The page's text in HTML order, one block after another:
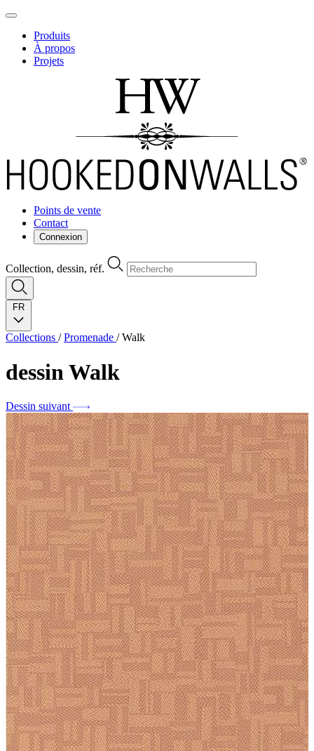
Produits
À propos
Projets
Points de vente
Contact
Connexion
Collection, dessin, réf.
FR
Collections / Promenade / Walk
dessin Walk
Dessin suivant